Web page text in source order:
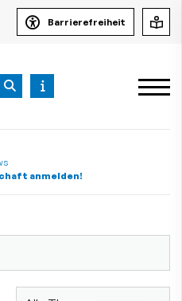
Barrierefreiheit
anmelden!